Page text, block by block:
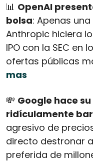
📊 OpenAI
bolsa: Apenas
Anthropic hiciera
IPO con la SEC en
ofertas públicas
mas
💸 Google hace
ridículamente
agresivo de
directo destronar
preferida de